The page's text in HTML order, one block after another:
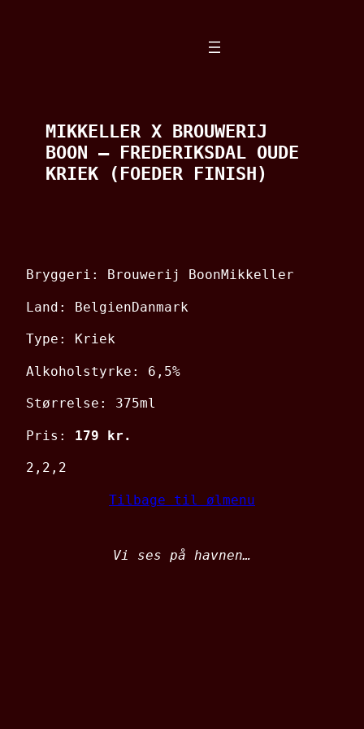
MIKKELLER X BROUWERIJ
BOON – FREDERIKSDAL OUDE
KRIEK (FOEDER FINISH)
Bryggeri: Brouwerij BoonMikkeller
Land: BelgienDanmark
Type: Kriek
Alkoholstyrke: 6,5%
Størrelse: 375ml
Pris: 179 kr.
2,2,2
Tilbage til ølmenu
Vi ses på havnen…